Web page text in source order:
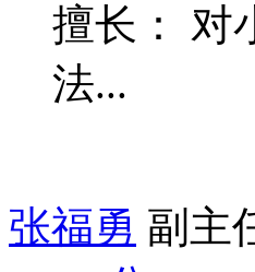
擅长： 对
法...
张福勇 副主